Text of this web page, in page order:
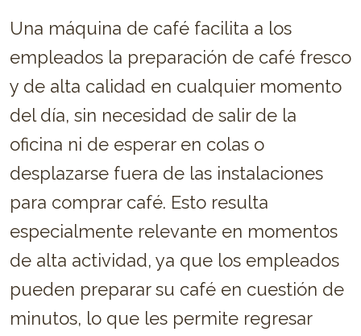
Una máquina de café facilita a los
empleados la preparación de café fresco
y de alta calidad en cualquier momento
del día, sin necesidad de salir de la
oficina ni de esperar en colas o
desplazarse fuera de las instalaciones
para comprar café. Esto resulta
especialmente relevante en momentos
de alta actividad, ya que los empleados
pueden preparar su café en cuestión de
minutos, lo que les permite regresar